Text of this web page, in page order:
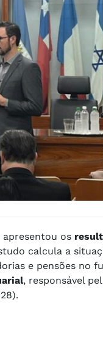
apresentou os
calcula a
e pensões no
, responsável